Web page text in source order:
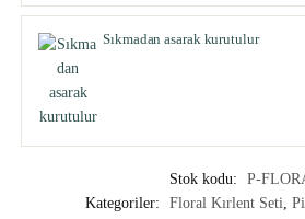
Sıkmadan asarak kurutulur
Stok kodu:
P-
Kategoriler:
Floral Kırlent Seti,